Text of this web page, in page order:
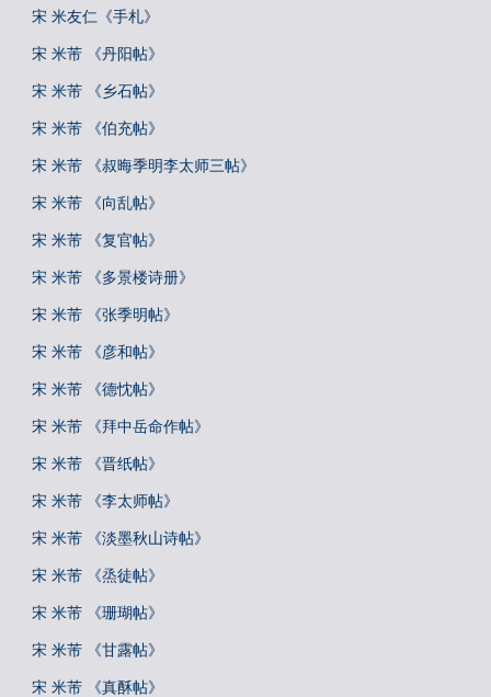
宋 米友仁《手札》
宋 米芾 《丹阳帖》
宋 米芾 《乡石帖》
宋 米芾 《伯充帖》
宋 米芾 《叔晦季明李太师三帖》
宋 米芾 《向乱帖》
宋 米芾 《复官帖》
宋 米芾 《多景楼诗册》
宋 米芾 《张季明帖》
宋 米芾 《彦和帖》
宋 米芾 《德忱帖》
宋 米芾 《拜中岳命作帖》
宋 米芾 《晋纸帖》
宋 米芾 《李太师帖》
宋 米芾 《淡墨秋山诗帖》
宋 米芾 《烝徒帖》
宋 米芾 《珊瑚帖》
宋 米芾 《甘露帖》
宋 米芾 《真酥帖》